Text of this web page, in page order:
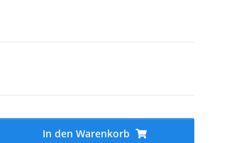
In den Warenkorb